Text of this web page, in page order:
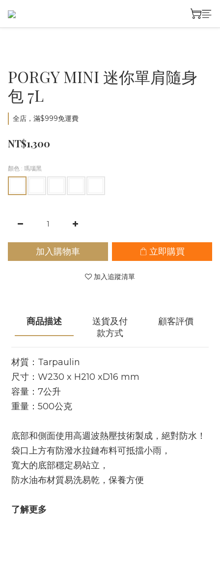
PORGY MINI 迷你單肩隨身
包 7L
全店，滿$999免運費
NT$1,300
顏色 : 瑪瑙黑
加入購物車 立即購買
加入追蹤清單
商品描述
送貨及付
款方式
顧客評價
材質：Tarpaulin
尺寸：W230 x H210 xD16 mm
容量：7公升
重量：500公克
底部和側面使用高週波熱壓技術製成，絕對防水！
袋口上方有防潑水拉鏈布料可抵擋小雨，
寬大的底部穩定易站立，
防水油布材質易洗易乾，保養方便
了解更多